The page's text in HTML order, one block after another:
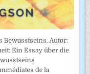
Bewusstseins. Autor:
Ein Essay über die
de la